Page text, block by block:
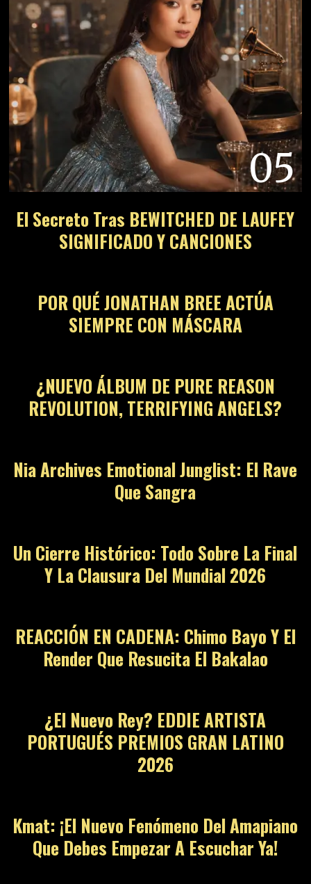
05
El Secreto Tras BEWITCHED DE LAUFEY
SIGNIFICADO Y CANCIONES06
POR QUÉ JONATHAN BREE ACTÚA
SIEMPRE CON MÁSCARA
¿NUEVO ÁLBUM DE PURE REASON
REVOLUTION, TERRIFYING ANGELS?
08
Nia Archives Emotional Junglist: El Rave
Que Sangra
Un Cierre Histórico: Todo Sobre La Final
Y La Clausura Del Mundial 2026
10
REACCIÓN EN CADENA: Chimo Bayo Y El
Render Que Resucita El Bakalao
11
¿El Nuevo Rey? EDDIE ARTISTA
PORTUGUÉS PREMIOS GRAN LATINO
2026
Kmat: ¡El Nuevo Fenómeno Del Amapiano
Que Debes Empezar A Escuchar Ya!
13